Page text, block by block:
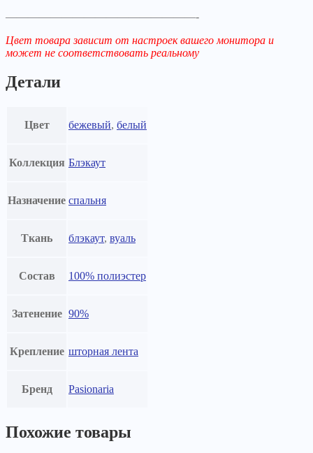
—————————————————-
Цвет товара зависит от настроек вашего монитора и
может не соответствовать реальному
Детали
Цвет бежевый, белый
Коллекция Блэкаут
Назначение спальня
Ткань блэкаут, вуаль
Состав 100% полиэстер
Затенение 90%
Крепление шторная лента
Бренд Pasionaria
Похожие товары